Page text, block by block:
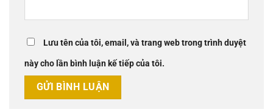
Lưu tên của tôi, email, và trang web trong trình duyệt
này cho lần bình luận kế tiếp của tôi.